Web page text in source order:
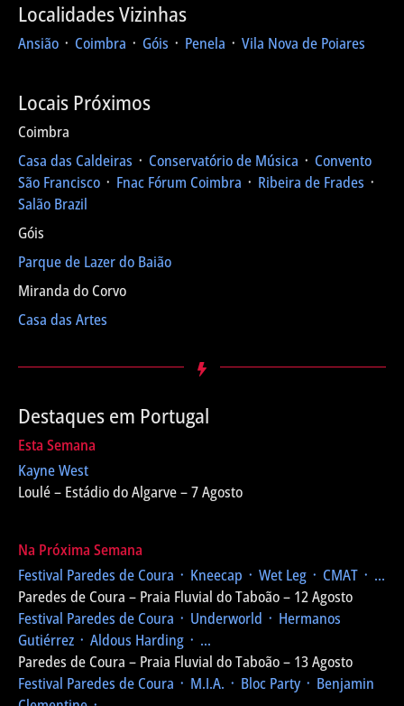
Localidades Vizinhas
Ansião ᛫ Coimbra ᛫ Góis ᛫ Penela ᛫ Vila Nova de Poiares
Locais Próximos
Coimbra
Casa das Caldeiras ᛫ Conservatório de Música ᛫ Convento
São Francisco ᛫ Fnac Fórum Coimbra ᛫ Ribeira de Frades ᛫
Salão Brazil
Góis
Parque de Lazer do Baião
Miranda do Corvo
Casa das Artes
Destaques em Portugal
Esta Semana
Kayne West
Loulé – Estádio do Algarve – 7 Agosto
Na Próxima Semana
Festival Paredes de Coura ᛫ Kneecap ᛫ Wet Leg ᛫ CMAT ᛫ ...
Paredes de Coura – Praia Fluvial do Taboão – 12 Agosto
Festival Paredes de Coura ᛫ Underworld ᛫ Hermanos
Gutiérrez ᛫ Aldous Harding ᛫ ...
Paredes de Coura – Praia Fluvial do Taboão – 13 Agosto
Festival Paredes de Coura ᛫ M.I.A. ᛫ Bloc Party ᛫ Benjamin